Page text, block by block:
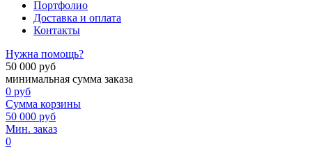
Портфолио
Доставка и оплата
Контакты
Нужна помощь?
50 000 руб
минимальная сумма заказа
0 руб
Сумма корзины
50 000 руб
Мин. заказ
0